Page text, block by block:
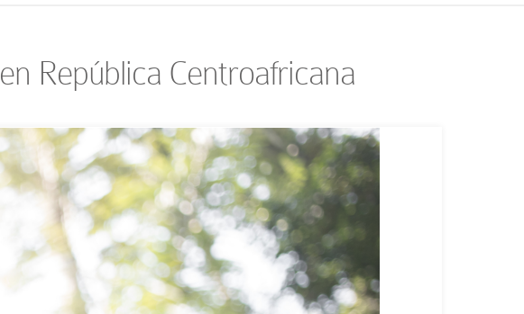
República Centroafricana